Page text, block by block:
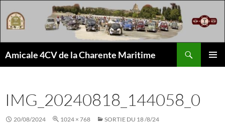
au
contenu
Amicale 4CV de la Charente Maritime
IMG_20240818_144058_0
20/08/2024 1024 × 768 SORTIE DU 18 /8/24